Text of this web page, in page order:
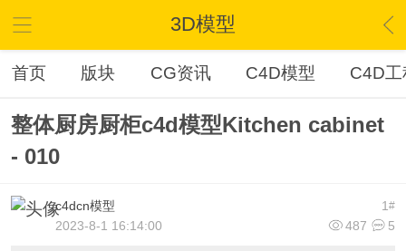
3D模型
首页 版块 CG资讯 C4D模型 C4D工
整体厨房厨柜c4d模型Kitchen cabinet
- 010
1#
c4dcn模型
487
5
2023-8-1 16:14:00